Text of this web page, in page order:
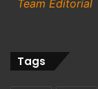
Team Editorial
Tags